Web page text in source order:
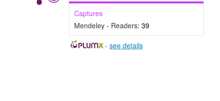
Captures
Mendeley - Readers: 39
- see details